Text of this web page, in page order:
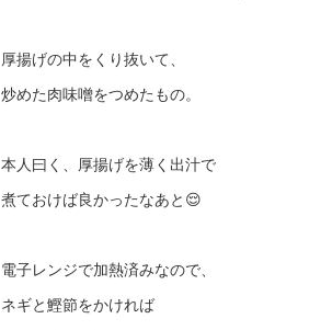
厚揚げの中をくり抜いて、
炒めた肉味噌をつめたもの。
本人曰く、厚揚げを薄く出汁で
煮ておけば良かったなあと😌
電子レンジで加熱済みなので、
ネギと鰹節をかければ